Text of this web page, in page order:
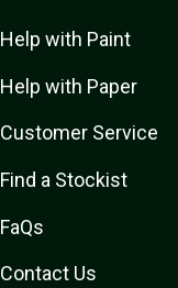
Help with Paint
Help with Paper
Customer Service
Find a Stockist
FaQs
Contact Us